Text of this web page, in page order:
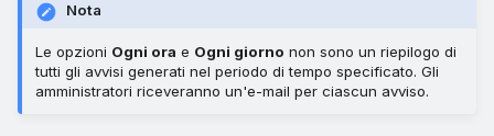
Nota
Le opzioni Ogni ora e Ogni giorno non sono un riepilogo di
tutti gli avvisi generati nel periodo di tempo specificato. Gli
amministratori riceveranno un'e-mail per ciascun avviso.